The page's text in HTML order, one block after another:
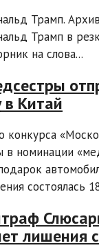
Трамп.
Трамп в
на слова...
в Китай
конкурса
в номинации
состоялась
лишения